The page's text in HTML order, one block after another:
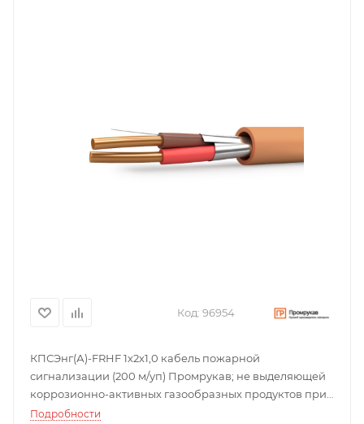
Код: 96954
КПСЭнг(А)-FRHF 1х2х1,0 кабель пожарной
сигнализации (200 м/уп) Промрукав; не выделяющей
коррозионно-активных газообразных продуктов при
горении и тлении; 0,0378 кг.
Подробности